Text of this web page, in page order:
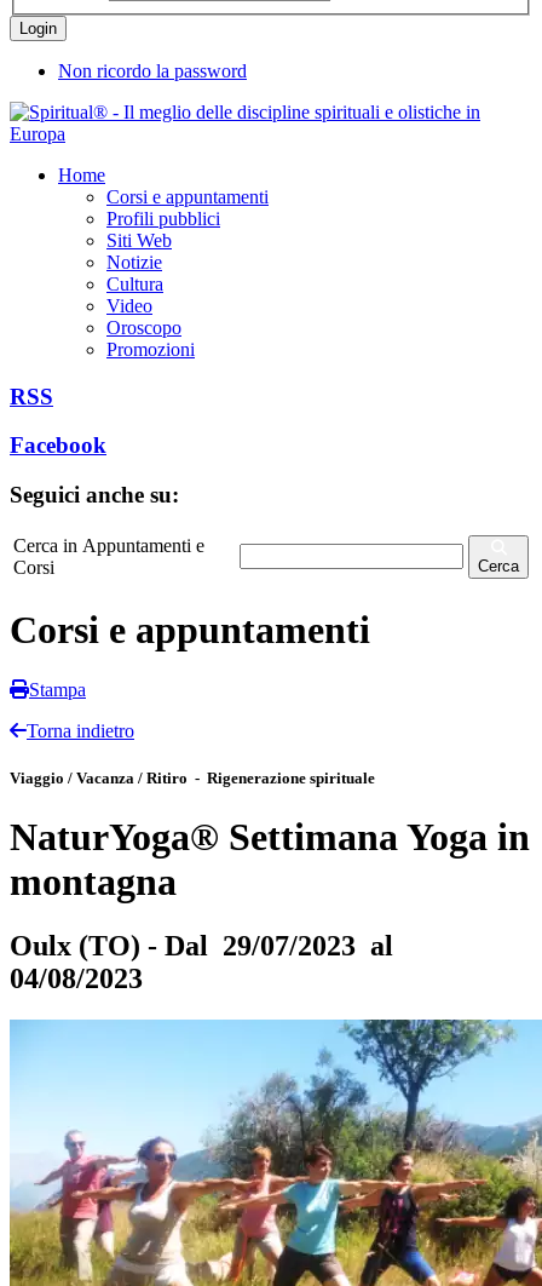
Non ricordo la password
Home
Corsi e appuntamenti
Profili pubblici
Siti Web
Notizie
Cultura
Video
Oroscopo
Promozioni
RSS
Facebook
Seguici anche su:
Cerca in Appuntamenti e
Corsi
Cerca
Corsi e appuntamenti
Stampa
Torna indietro
Viaggio / Vacanza / Ritiro - Rigenerazione spirituale
NaturYoga® Settimana Yoga in
montagna
Oulx (TO) - Dal 29/07/2023 al
04/08/2023